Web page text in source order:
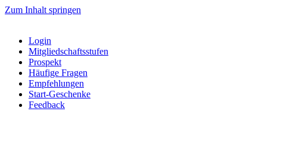
Zum Inhalt springen
Login
Mitgliedschaftsstufen
Prospekt
Häufige Fragen
Empfehlungen
Start-Geschenke
Feedback